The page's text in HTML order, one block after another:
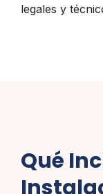
legales y
Qué